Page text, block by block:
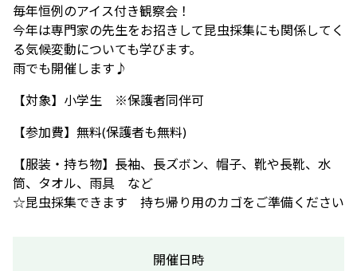
毎年恒例のアイス付き観察会！
今年は専門家の先生をお招きして昆虫採集にも関係してく
る気候変動についても学びます。
雨でも開催します♪
【対象】小学生 ※保護者同伴可
【参加費】無料(保護者も無料)
【服装・持ち物】長袖、長ズボン、帽子、靴や長靴、水
筒、タオル、雨具 など
☆昆虫採集できます 持ち帰り用のカゴをご準備ください
開催日時